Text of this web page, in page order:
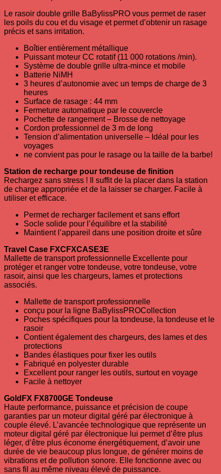
Le rasoir double grille BaBylissPRO vous permet de raser
les poils du cou et du visage et permet d’obtenir un rasage
précis et sans irritation.
Boîtier entièrement métallique
Puissant moteur CC rotatif (11 000 rotations /min).
Système de double grille ultra-mince et mobile
Batterie NiMH
3 heures d’autonomie avec un temps de charge de 3
heures
Surface de rasage : 44 mm
Fermeture automatique par le couvercle
Pochette de rangement – Brosse de nettoyage
Cordon professionnel de 3 m de long
Tension d’alimentation universelle – Idéal pour les
voyages
ne convient pas pour le rasage ou la taille de la barbe!
Station de recharge pour tondeuse de finition
Rechargez sans stress ! Il suffit de la placer dans la station
de charge appropriée et de la laisser se charger. Facile à
utiliser et efficace.
Permet de recharger facilement et sans effort
Socle solide pour l’équilibre et la stabilité
Maintient l’appareil dans une position droite et sûre
Travel Case FXCFXCASE3E
Mallette de transport professionnelle Excellente pour
protéger et ranger votre tondeuse, votre tondeuse, votre
rasoir, ainsi que les chargeurs, lames et protections
associés.
Mallette de transport professionnelle
conçu pour la ligne BaBylissPROCollection
Poches spécifiques pour la tondeuse, la tondeuse et le
rasoir
Contient également des chargeurs, des lames et des
protections
Bandes élastiques pour fixer les outils
Fabriqué en polyester durable
Excellent pour ranger les outils, surtout en voyage
Facile à nettoyer
GoldFX FX8700GE Tondeuse
Haute performance, puissance et précision de coupe
garanties par un moteur digital géré par électronique à
couple élevé. L’avancée technologique que représente un
moteur digital géré par électronique lui permet d’être plus
léger, d’être plus économe énergétiquement, d’avoir une
durée de vie beaucoup plus longue, de générer moins de
vibrations et de pollution sonore. Elle fonctionne avec ou
sans fil au même niveau élevé de puissance.